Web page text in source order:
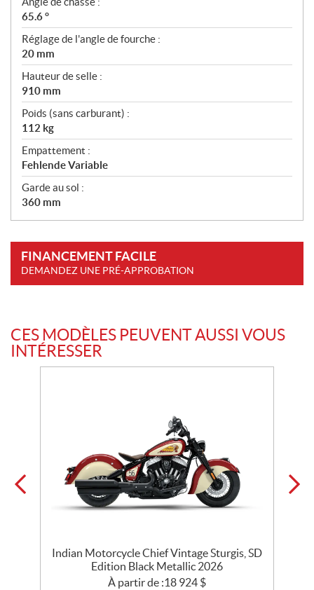
65.6 °
Réglage de l'angle de fourche :
20 mm
Hauteur de selle :
910 mm
Poids (sans carburant) :
112 kg
Empattement :
Fehlende Variable
Garde au sol :
360 mm
FINANCEMENT FACILE
DEMANDEZ UNE PRÉ-APPROBATION
CES MODÈLES PEUVENT AUSSI VOUS
INTÉRESSER
Indian Motorcycle Chief Vintage Sturgis, SD
Edition Black Metallic 2026
À partir de :18 924 $